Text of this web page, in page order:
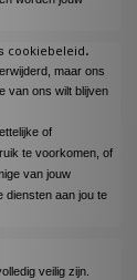
cookiebeleid.
maar ons
van ons wilt blijven
of
te voorkomen, of
van jouw
diensten aan jou te
veilig zijn.